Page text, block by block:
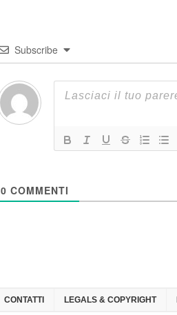
Subscribe
0 COMMENTI
CONTATTI LEGALS & COPYRIGHT